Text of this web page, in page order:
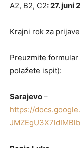
A2, B2, C2: 27. juni
Krajni rok za
Preuzmite
polažete ispit):
Sarajevo–
https://